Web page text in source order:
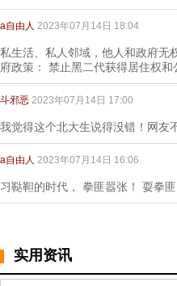
a自由人 2023年07月14日 18:04
私生活、私人邻域，他人和政府无
府政策： 禁止黑二代获得居住权
斗邪恶 2023年07月14日 17:00
我觉得这个北大生说得没错！网友
a自由人 2023年07月14日 16:06
习鞑靼的时代， 拳匪嚣张！ 耍拳
实用资讯